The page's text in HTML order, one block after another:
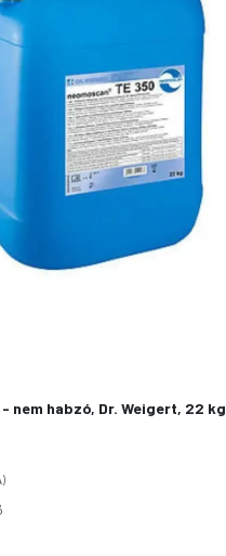
nem habzó, Dr. Weigert, 22 kg